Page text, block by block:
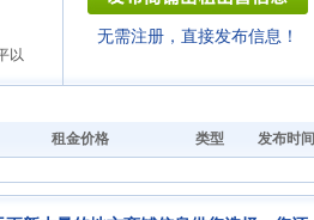
以
无需注册，直接发布信息！
租金价格 类型 发布时间